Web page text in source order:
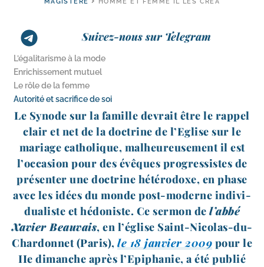
Suivez-nous sur Telegram
L’égalitarisme à la mode
Enrichissement mutuel
Le rôle de la femme
Autorité et sacrifice de soi
Le Synode sur la famille devrait être le rap­pel
clair et net de la doc­trine de l’Eglise sur le
mariage catho­lique, mal­heu­reu­se­ment il est
l’oc­ca­sion pour des évêques pro­gres­sistes de
pré­sen­ter une doc­trine hété­ro­doxe, en phase
avec les idées du monde post-​moderne indi­vi­
dua­liste et hédo­niste. Ce ser­mon de l’ab­bé
Xavier Beauvais, en l’é­glise Saint-​Nicolas-​du-​
Chardonnet (Paris), le 18 jan­vier 2009 pour le
IIe dimanche après l’Epiphanie, a été publié